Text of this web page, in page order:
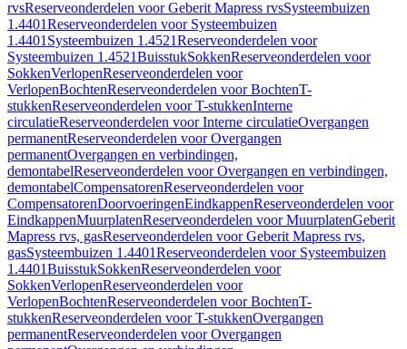
rvsReserveonderdelen voor Geberit Mapress rvsSysteembuizen
1.4401Reserveonderdelen voor Systeembuizen
1.4401 Systeembuizen 1.4521Reserveonderdelen voor
Systeembuizen 1.4521BuisstukSokkenReserveonderdelen voor
SokkenVerlopenReserveonderdelen voor
VerlopenBochtenReserveonderdelen voor BochtenT-
stukkenReserveonderdelen voor T-stukkenInterne
circulatieReserveonderdelen voor Interne circulatieOvergangen
permanentReserveonderdelen voor Overgangen
permanentOvergangen en verbindingen,
demontabelReserveonderdelen voor Overgangen en verbindingen,
demontabelCompensatorenReserveonderdelen voor
CompensatorenDoorvoeringenEindkappenReserveonderdelen voor
EindkappenMuurplatenReserveonderdelen voor MuurplatenGeberit
Mapress rvs, gasReserveonderdelen voor Geberit Mapress rvs,
gasSysteembuizen 1.4401Reserveonderdelen voor Systeembuizen
1.4401BuisstukSokkenReserveonderdelen voor
SokkenVerlopenReserveonderdelen voor
VerlopenBochtenReserveonderdelen voor BochtenT-
stukkenReserveonderdelen voor T-stukkenOvergangen
permanentReserveonderdelen voor Overgangen